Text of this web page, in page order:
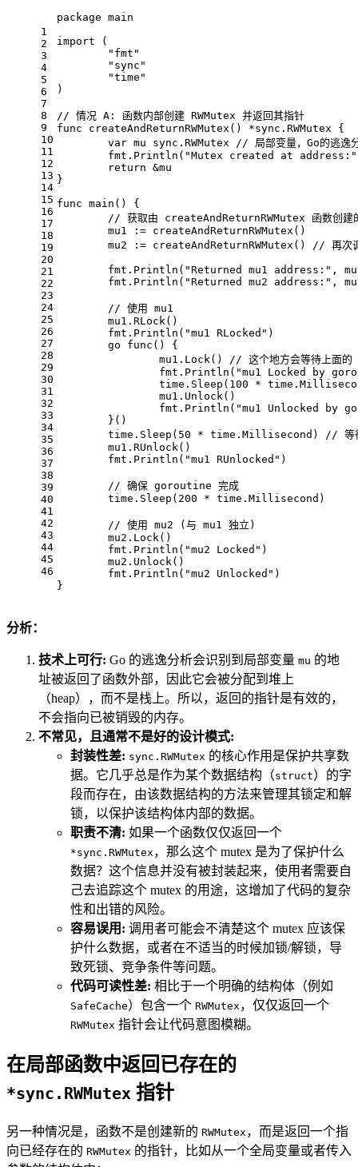
1
2
3
4
5
6
7
8
9
10
11
12
13
14
15
16
17
18
19
20
21
22
23
24
25
26
27
28
29
30
31
32
33
34
35
36
37
38
39
40
41
42
43
44
45
46
package main
import (
"fmt"
"sync"
"time"
)
// 情况 A: 函数内部创建 RWMutex 并返回其指针
func
createAndReturnRWMutex ()
*sync.RWMutex {
var mu sync.RWMutex // 局部变量，Go的逃逸
	fmt.Println(
"Mutex created at address:"
return &mu
}
func main ()
{
// 获取由 createAndReturnRWMutex 函数创建
	mu1 := createAndReturnRWMutex()
	mu2 := createAndReturnRWMutex()
// 再次
	fmt.Println(
"Returned mu1 address:" ,
	fmt.Println(
"Returned mu2 address:" ,
// 使用 mu1
	mu1.RLock()
	fmt.Println(
"mu1 RLocked" )
go
func ()
{
		mu1.Lock()
// 这个地方会等待上面
		fmt.Println(
"mu1 Locked by
		time.Sleep(
100 *
		mu1.Unlock()
		fmt.Println(
"mu1 Unlocked by
	}()
	time.Sleep(
50 * time.Millisecond) // 等
	mu1.RUnlock()
	fmt.Println(
"mu1 RUnlocked" )
// 确保 goroutine 完成
	time.Sleep(
200 * time.Millisecond)
// 使用 mu2 (与 mu1 独立)
	mu2.Lock()
	fmt.Println(
"mu2 Locked" )
	mu2.Unlock()
	fmt.Println(
"mu2 Unlocked" )
}
分析：
技术上可行: Go 的逃逸分析会识别到局部变量 mu 的地
址被返回了函数外部，因此它会被分配到堆上
（heap），而不是栈上。所以，返回的指针是有效的，
不会指向已被销毁的内存。
不常见，且通常不是好的设计模式:
封装性差: sync.RWMutex 的核心作用是保护共享数
据。它几乎总是作为某个数据结构（struct）的字
段而存在，由该数据结构的方法来管理其锁定和解
锁，以保护该结构体内部的数据。
职责不清: 如果一个函数仅仅返回一个
*sync.RWMutex ，那么这个 mutex 是为了保护什么
数据？这个信息并没有被封装起来，使用者需要自
己去追踪这个 mutex 的用途，这增加了代码的复杂
性和出错的风险。
容易误用: 调用者可能会不清楚这个 mutex 应该保
护什么数据，或者在不适当的时候加锁/解锁，导
致死锁、竞争条件等问题。
代码可读性差: 相比于一个明确的结构体（例如
SafeCache）包含一个 RWMutex ，仅仅返回一个
RWMutex 指针会让代码意图模糊。
在局部函数中返回 已存在的
*sync.RWMutex 指针
另一种情况是，函数不是创建新的 RWMutex ，而是返回一个指
向已经存在的 RWMutex 的指针，比如从一个全局变量或者传入